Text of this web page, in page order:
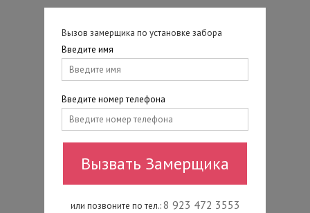
Вызов замерщика по установке забора
Введите имя
Введите номер телефона
или позвоните по тел.:8 923 472 3553